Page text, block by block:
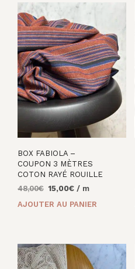
BOX FABIOLA –
COUPON 3 MÈTRES
COTON RAYÉ ROUILLE
48,00€ Le
15,00€Le/ m
AJOUTER AU PANIER